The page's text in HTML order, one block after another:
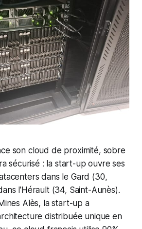
son cloud de proximité, sobre
sécurisé : la start-up ouvre ses
dans le Gard (30,
l'Hérault (34, Saint-Aunès).
Alès, la start-up a
distribuée unique en